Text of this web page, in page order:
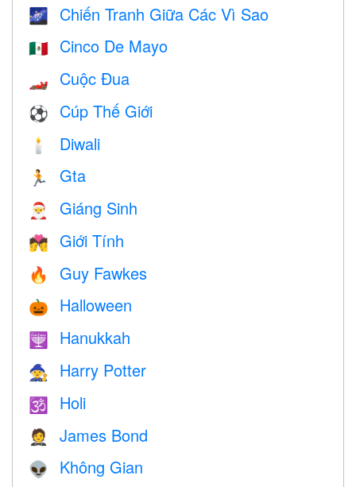
🌌 Chiến Tranh Giữa Các Vì Sao
🇲🇽 Cinco De Mayo
🏎 Cuộc Đua
⚽ Cúp Thế Giới
🕯 Diwali
🏃 Gta
🎅 Giáng Sinh
💏 Giới Tính
🔥 Guy Fawkes
🎃 Halloween
🕎 Hanukkah
🧙 Harry Potter
🕉 Holi
🤵 James Bond
👽 Không Gian